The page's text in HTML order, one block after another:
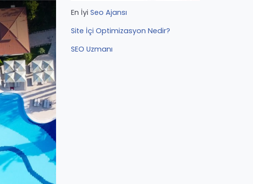
En İyi Seo Ajansı
Site İçi Optimizasyon Nedir?
SEO Uzmanı